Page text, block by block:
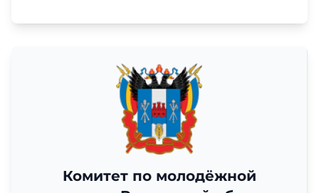
Комитет по молодёжной